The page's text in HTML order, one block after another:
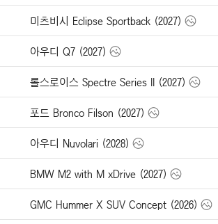
미츠비시 Eclipse Sportback (2027)
아우디 Q7 (2027)
롤스로이스 Spectre Series II (2027)
포드 Bronco Filson (2027)
아우디 Nuvolari (2028)
BMW M2 with M xDrive (2027)
GMC Hummer X SUV Concept (2026)